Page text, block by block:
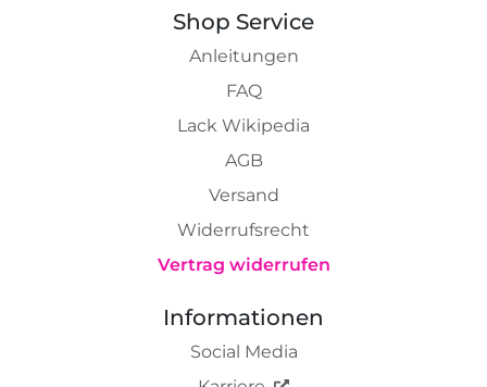
Shop Service
Anleitungen
FAQ
Lack Wikipedia
AGB
Versand
Widerrufsrecht
Vertrag widerrufen
Informationen
Social Media